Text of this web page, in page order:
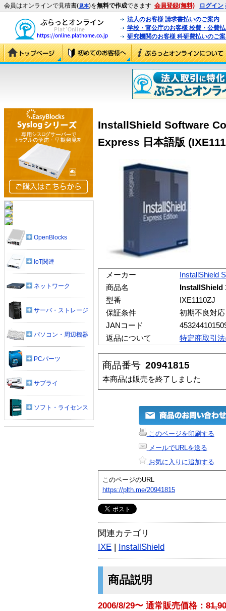
会員はオンラインで見積書(見本)を無料で作成できます 会員登録(無料) ログイン
法人のお客様 請求書払いのご案内
学校・官公庁のお客様 校費・公費
研究機関のお客様 科研費払いのご
InstallShield Software
Express 日本語版
メーカー
InstallShield
商品名
InstallShield
型番
IXE1110ZJ
保証条件
初期不良対
JANコード
返品について
特定商取引
商品番号 20941815
本商品は販売を終了しました
このページを印刷する
メールでURLを送る
お気に入りに追加する
このページのURL
https://plth.me/20941815
関連カテゴリ
IXE | InstallShield
商品説明
2006/8/29〜 通常販売価格：
OpenBlocks
IoT関連
ネットワーク
サーバ・ストレージ
パソコン・周辺機器
PCパーツ
サプライ
ソフト・ライセンス